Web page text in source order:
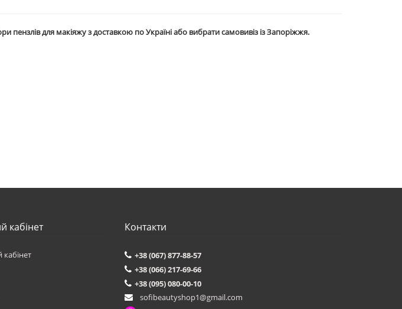
пензлів для макіяжуз доставкою по Україні або вибрати самовивіз із Запоріжжя.
кабінет Контакти
+38 (067) 877-88-57
+38 (066) 217-69-66
+38 (095) 080-00-10
sofibeautyshop1@gmail.com